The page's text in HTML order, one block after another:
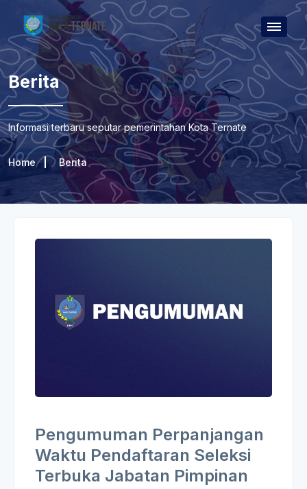
Berita
Informasi terbaru seputar pemerintahan Kota Ternate
Home Berita
Pengumuman Perpanjangan
Waktu Pendaftaran Seleksi
Terbuka Jabatan Pimpinan